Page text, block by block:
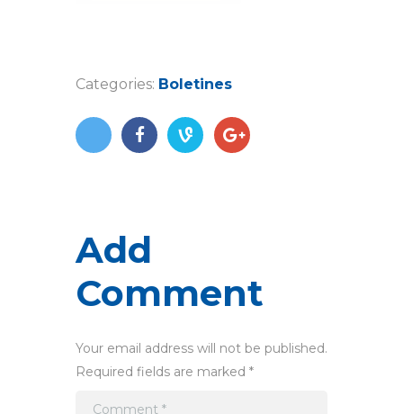
Categories: Boletines
Add
Comment
Your email address will not be published.
Required fields are marked *